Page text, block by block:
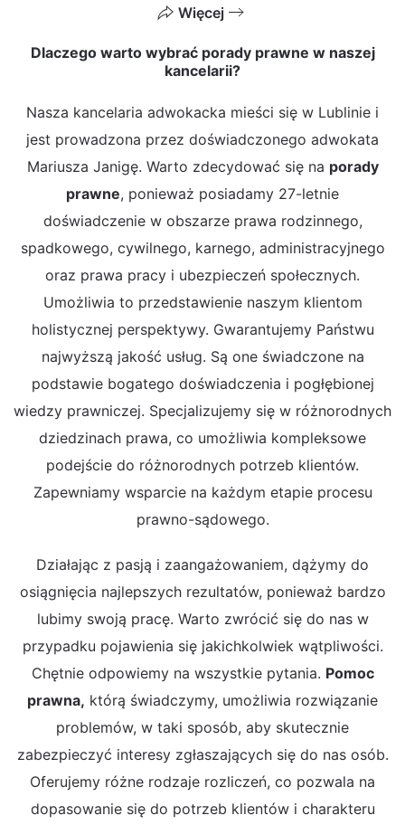
Więcej
Dlaczego warto wybrać porady prawne w naszej
kancelarii?
Nasza kancelaria adwokacka mieści się w Lublinie i
jest prowadzona przez doświadczonego adwokata
Mariusza Janigę. Warto zdecydować się na porady
prawne, ponieważ posiadamy 27-letnie
doświadczenie w obszarze prawa rodzinnego,
spadkowego, cywilnego, karnego, administracyjnego
oraz prawa pracy i ubezpieczeń społecznych.
Umożliwia to przedstawienie naszym klientom
holistycznej perspektywy. Gwarantujemy Państwu
najwyższą jakość usług. Są one świadczone na
podstawie bogatego doświadczenia i pogłębionej
wiedzy prawniczej. Specjalizujemy się w różnorodnych
dziedzinach prawa, co umożliwia kompleksowe
podejście do różnorodnych potrzeb klientów.
Zapewniamy wsparcie na każdym etapie procesu
prawno-sądowego.
Działając z pasją i zaangażowaniem, dążymy do
osiągnięcia najlepszych rezultatów, ponieważ bardzo
lubimy swoją pracę. Warto zwrócić się do nas w
przypadku pojawienia się jakichkolwiek wątpliwości.
Chętnie odpowiemy na wszystkie pytania. Pomoc
prawna, którą świadczymy, umożliwia rozwiązanie
problemów, w taki sposób, aby skutecznie
zabezpieczyć interesy zgłaszających się do nas osób.
Oferujemy różne rodzaje rozliczeń, co pozwala na
dopasowanie się do potrzeb klientów i charakteru